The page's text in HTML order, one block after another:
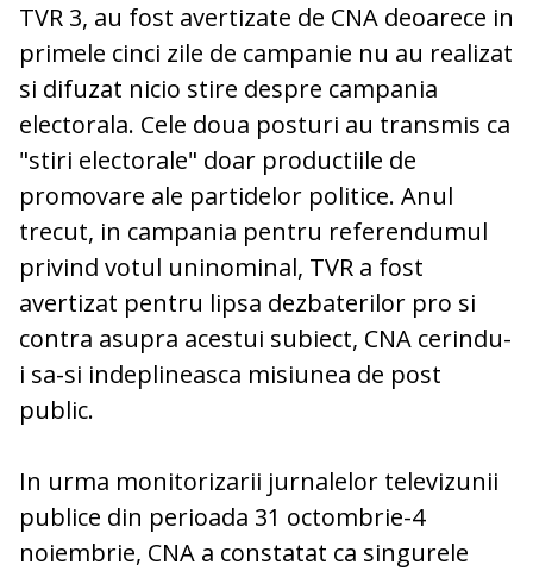
TVR 3, au fost avertizate de CNA deoarece in
primele cinci zile de campanie nu au realizat
si difuzat nicio stire despre campania
electorala. Cele doua posturi au transmis ca
"stiri electorale" doar productiile de
promovare ale partidelor politice. Anul
trecut, in campania pentru referendumul
privind votul uninominal, TVR a fost
avertizat pentru lipsa dezbaterilor pro si
contra asupra acestui subiect, CNA cerindu-
i sa-si indeplineasca misiunea de post
public.
In urma monitorizarii jurnalelor televizunii
publice din perioada 31 octombrie-4
noiembrie, CNA a constatat ca singurele